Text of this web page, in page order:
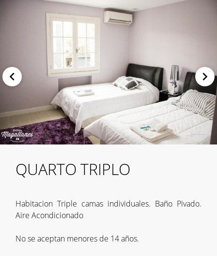
QUARTO TRIPLO
Habitacion Triple camas individuales. Baño Pivado.
Aire Acondicionado
No se aceptan menores de 14 años.